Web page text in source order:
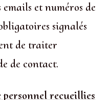
emails et numéros de
signalés
de traiter
de contact.
personnel recueillies